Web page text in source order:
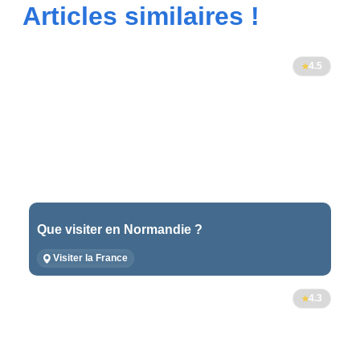
Articles similaires !
4.5
Que visiter en Normandie ?
Visiter la France
4.3